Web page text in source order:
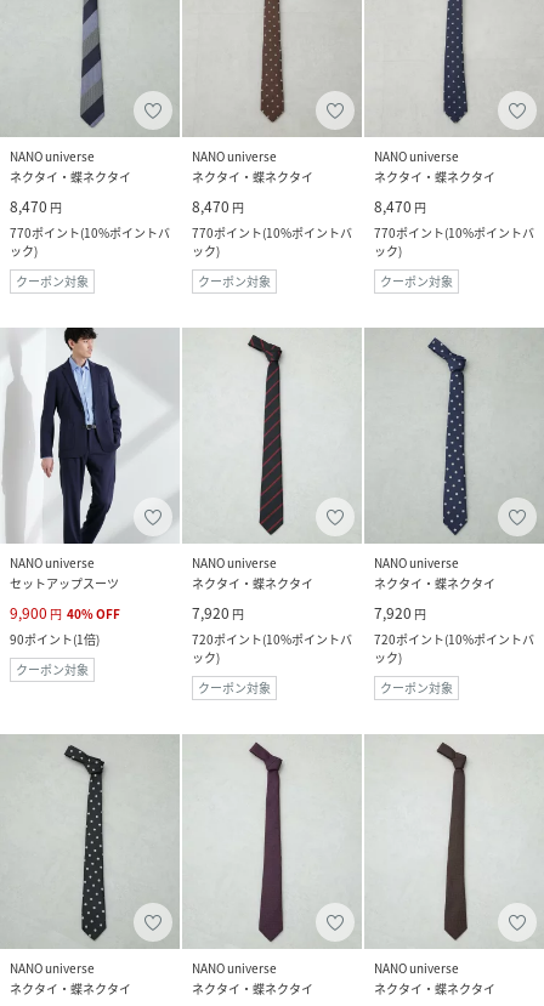
NANO universe
ネクタイ・蝶ネクタイ
8,470 円
770ポイント(10%ポイントバ
ック)
クーポン対象
NANO universe
ネクタイ・蝶ネクタイ
8,470 円
770ポイント(10%ポイントバ
ック)
クーポン対象
NANO universe
ネクタイ・蝶ネクタイ
8,470 円
770ポイント(10%ポイントバ
ック)
クーポン対象
NANO universe
セットアップスーツ
9,900 円 40%OFF
90ポイント(1倍)
クーポン対象
NANO universe
ネクタイ・蝶ネクタイ
7,920 円
720ポイント(10%ポイントバ
ック)
クーポン対象
NANO universe
ネクタイ・蝶ネクタイ
7,920 円
720ポイント(10%ポイントバ
ック)
クーポン対象
NANO universe
ネクタイ・蝶ネクタイ
NANO universe
ネクタイ・蝶ネクタイ
NANO universe
ネクタイ・蝶ネクタイ